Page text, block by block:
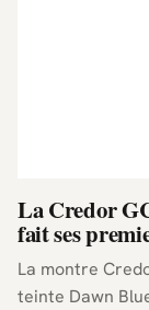
La Credor
fait ses
La montre
teinte Dawn